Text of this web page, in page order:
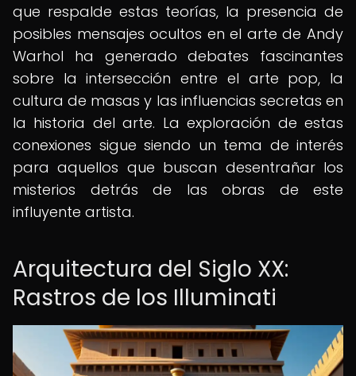
que respalde estas teorías, la presencia de
posibles mensajes ocultos en el arte de Andy
Warhol ha generado debates fascinantes
sobre la intersección entre el arte pop, la
cultura de masas y las influencias secretas en
la historia del arte. La exploración de estas
conexiones sigue siendo un tema de interés
para aquellos que buscan desentrañar los
misterios detrás de las obras de este
influyente artista.
Arquitectura del Siglo XX:
Rastros de los Illuminati